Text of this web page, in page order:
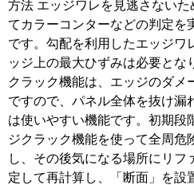
方法 エッジワレを見逃さない
てカラーコンターなどの判定を
です。勾配を利用したエッジワ
ッジ上の最大ひずみは必要とな
クラック機能は、エッジのダメ
ですので、パネル全体を抜け漏
は使いやすい機能です。初期段
ジクラック機能を使って全周危
し、その後気になる場所にリフ
定して再計算し、「断面」を設